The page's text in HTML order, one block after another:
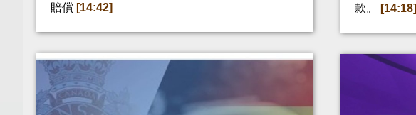
賠償 [14:42]
款。
[14:18]